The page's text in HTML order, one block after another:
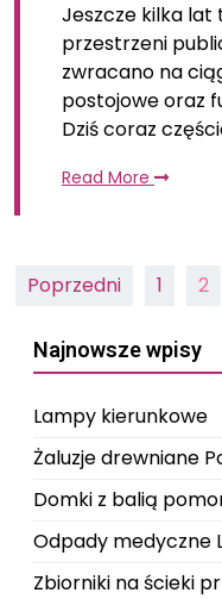
Jeszcze kilka
przestrzeni
zwracano na
postojowe oraz
Dziś coraz
Read More
Nawigacja
wpisach
Poprzedni 1 2
Najnowsze wpisy
Lampy kierunkowe
Żaluzje drewniane
Domki z balią
Odpady medyczne
Zbiorniki na ścieki